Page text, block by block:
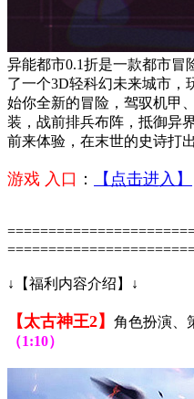
异能都市0.1折是一款都市冒
了一个3D轻科幻未来城市，
始你全新的冒险，驾驭机甲
装，战前排兵布阵，抵御异
前来体验，在末世的史诗打
游戏 入口 ： 【点击进入】
↓【福利内容介绍】↓
【太古神王2】 角色扮演、
（1:10）